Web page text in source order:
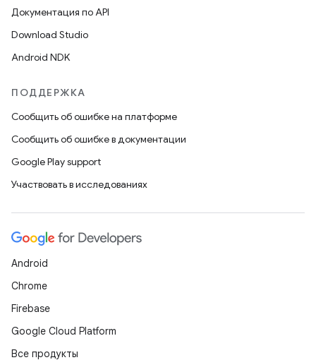
Документация по API
Download Studio
Android NDK
ПОДДЕРЖКА
Сообщить об ошибке на платформе
Сообщить об ошибке в документации
Google Play support
Участвовать в исследованиях
Android
Chrome
Firebase
Google Cloud Platform
Все продукты